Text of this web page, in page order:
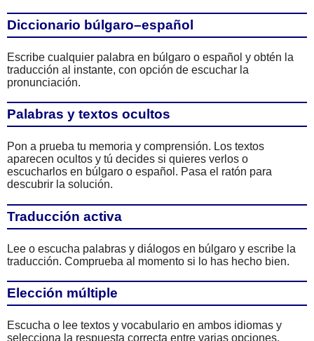
Diccionario búlgaro–español
Escribe cualquier palabra en búlgaro o español y obtén la
traducción al instante, con opción de escuchar la
pronunciación.
Palabras y textos ocultos
Pon a prueba tu memoria y comprensión. Los textos
aparecen ocultos y tú decides si quieres verlos o
escucharlos en búlgaro o español. Pasa el ratón para
descubrir la solución.
Traducción activa
Lee o escucha palabras y diálogos en búlgaro y escribe la
traducción. Comprueba al momento si lo has hecho bien.
Elección múltiple
Escucha o lee textos y vocabulario en ambos idiomas y
selecciona la respuesta correcta entre varias opciones.